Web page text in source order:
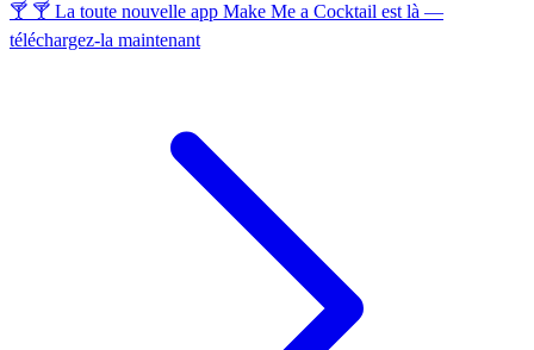
🍸 🍸 La toute nouvelle app Make Me a Cocktail est là —
téléchargez-la maintenant